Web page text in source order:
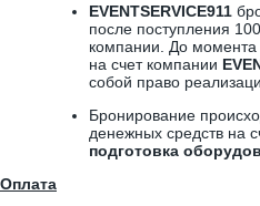
EVENTSERVICE911
после поступления
компании. До момента
на счет компании
собой право
Бронирование
денежных средств на
подготовка
Оплата